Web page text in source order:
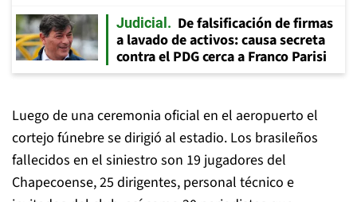
Judicial
De falsificación de firmas
a lavado de activos: causa secreta
contra el PDG cerca a Franco Parisi
Luego de una ceremonia oficial en el aeropuerto el
cortejo fúnebre se dirigió al estadio. Los brasileños
fallecidos en el siniestro son 19 jugadores del
Chapecoense, 25 dirigentes, personal técnico e